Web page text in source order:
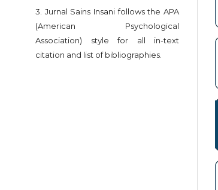
3. Jurnal Sains Insani follows the APA
(American Psychological
Association) style for all in-text
citation and list of bibliographies.